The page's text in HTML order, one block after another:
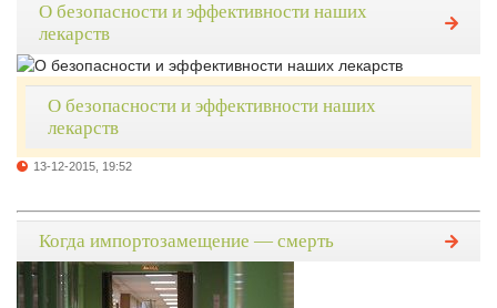
О безопасности и эффективности наших
лекарств
О безопасности и эффективности наших
лекарств
13-12-2015, 19:52
Когда импортозамещение — смерть